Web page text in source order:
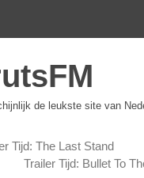
de leukste site van
Tijd: The Last Stand
Trailer Tijd: Bullet To